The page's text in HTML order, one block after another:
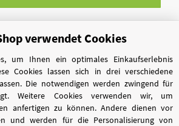
Vertrag widerrufen
verwendet Cookies
um Ihnen ein optimales Einkaufserlebnis
Cookies lassen sich in drei verschiedene
Die notwendigen werden zwingend für
Weitere Cookies verwenden wir, um
anfertigen zu können. Andere dienen vor
und werden für die Personalisierung von